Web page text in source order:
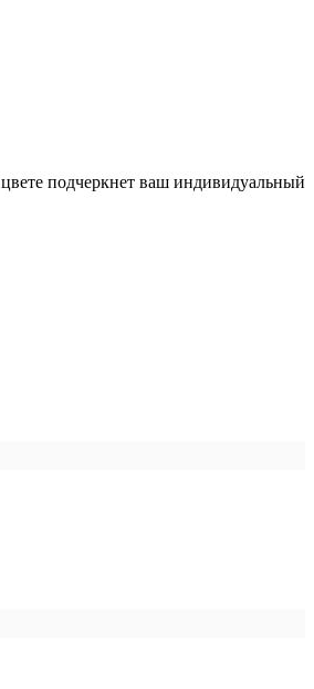
цвете подчеркнет ваш индивидуальный